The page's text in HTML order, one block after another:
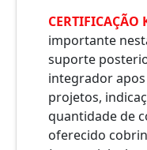
CERTIFICAÇÃO
importante
suporte
integrador
projetos,
quantidade de
oferecido